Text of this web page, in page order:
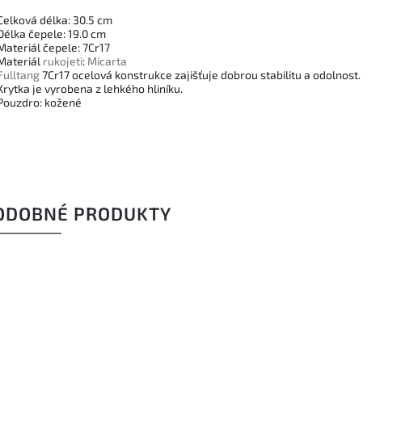
délka: 30.5 cm
čepele: 19.0 cm
čepele: 7Cr17
rukojeti: Micarta
7Cr17 ocelová konstrukce zajišťuje dobrou stabilitu a odolnost.
je vyrobena z lehkého hliníku.
kožené
PRODUKTY